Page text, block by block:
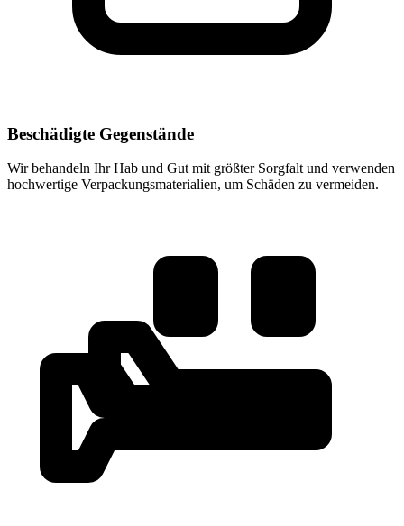
Beschädigte Gegenstände
Wir behandeln Ihr Hab und Gut mit größter Sorgfalt und verwenden
hochwertige Verpackungsmaterialien, um Schäden zu vermeiden.